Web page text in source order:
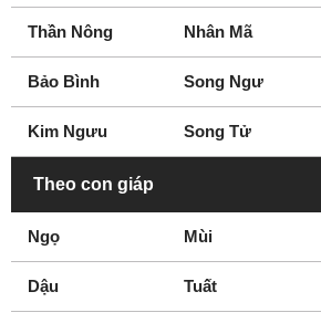
Richmond
San Angelo
San Antonio
San Marcos
Seguin
Sherman
Spring
Stephenville
Thần Nông Nhân Mã
Bảo Bình Song Ngư
Kim Ngưu Song Tử
Theo con giáp
Ngọ Mùi
Dậu Tuất